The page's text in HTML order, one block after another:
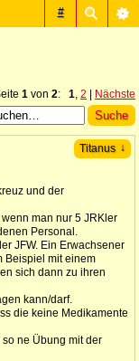
#
1 von 2: 1, 2
Nächste
Titanus ↓
und der
man nur 5 JRKler
Personal.
JFW. Ein Erwachsener
Beispiel mit einem
sich dann zu ihren
kann/darf.
die keine Medikamente
ne Übung mit der